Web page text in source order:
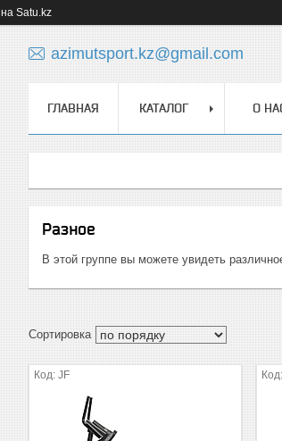
на Satu.kz
azimutsport.kz@gmail.com
ГЛАВНАЯ КАТАЛОГ О
Разное
В этой группе вы можете увидеть
JF